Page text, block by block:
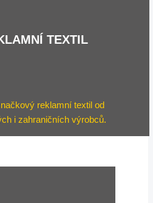
TEXTIL
reklamní textil od
i zahraničních výrobců.